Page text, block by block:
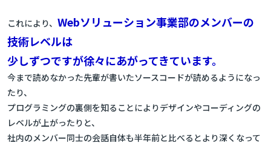
これにより、 Webソリューション事業部のメンバーの
技術レベルは
少しずつですが徐々にあがってきています。
今まで読めなかった先輩が書いたソースコードが読めるようになっ
たり、
プログラミングの裏側を知ることによりデザインやコーディングの
レベルが上がったりと、
社内のメンバー同士の会話自体も半年前と比べるとより深くなって